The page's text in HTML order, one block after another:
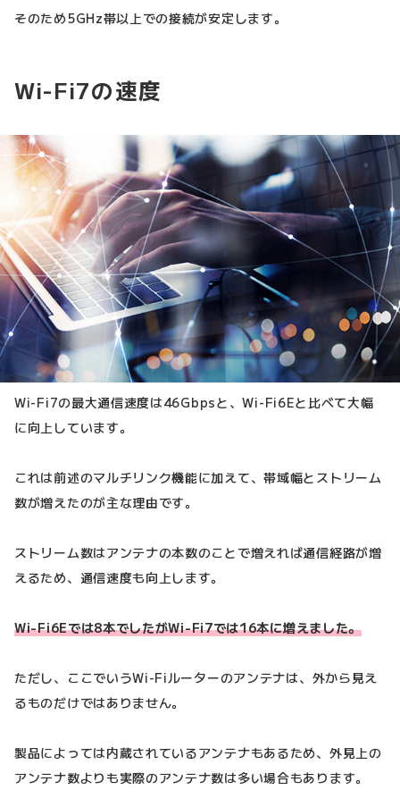
そのため5GHz帯以上での接続が安定します。
Wi-Fi7の速度
Wi-Fi7の最大通信速度は46Gbpsと、Wi-Fi6Eと比べて大幅
に向上しています。
これは前述のマルチリンク機能に加えて、帯域幅とストリーム
数が増えたのが主な理由です。
ストリーム数はアンテナの本数のことで増えれば通信経路が増
えるため、通信速度も向上します。
Wi-Fi6Eでは8本でしたがWi-Fi7では16本に増えました。
ただし、ここでいうWi-Fiルーターのアンテナは、外から見え
るものだけではありません。
製品によっては内蔵されているアンテナもあるため、外見上の
アンテナ数よりも実際のアンテナ数は多い場合もあります。